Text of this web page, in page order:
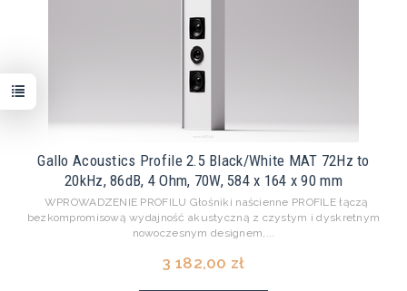
Gallo Acoustics Profile 2.5 Black/White MAT 72Hz to
20kHz, 86dB, 4 Ohm, 70W, 584 x 164 x 90 mm
WPROWADZENIE PROFILU Głośniki naścienne PROFILE łączą
bezkompromisową wydajność akustyczną z czystym i dyskretnym
nowoczesnym designem,...
3 182,00 zł